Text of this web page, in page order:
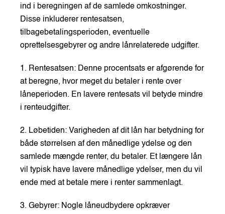
ind i beregningen af de samlede omkostninger.
Disse inkluderer rentesatsen,
tilbagebetalingsperioden, eventuelle
oprettelsesgebyrer og andre lånrelaterede udgifter.
1. Rentesatsen: Denne procentsats er afgørende for
at beregne, hvor meget du betaler i rente over
låneperioden. En lavere rentesats vil betyde mindre
i renteudgifter.
2. Løbetiden: Varigheden af dit lån har betydning for
både størrelsen af den månedlige ydelse og den
samlede mængde renter, du betaler. Et længere lån
vil typisk have lavere månedlige ydelser, men du vil
ende med at betale mere i renter sammenlagt.
3. Gebyrer: Nogle låneudbydere opkræver